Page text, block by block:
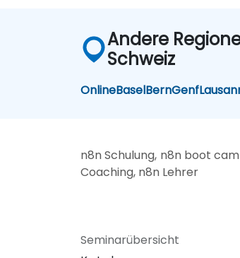
Andere
Schweiz
OnlineBaselBernGenf
n8n Schulung, n8n boot
Coaching, n8n Lehrer
Seminarübersicht